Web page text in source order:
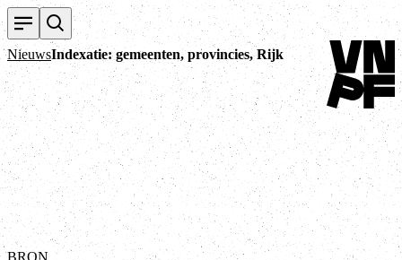
NieuwsIndexatie: gemeenten, provincies, Rijk
Terug naar
BRON